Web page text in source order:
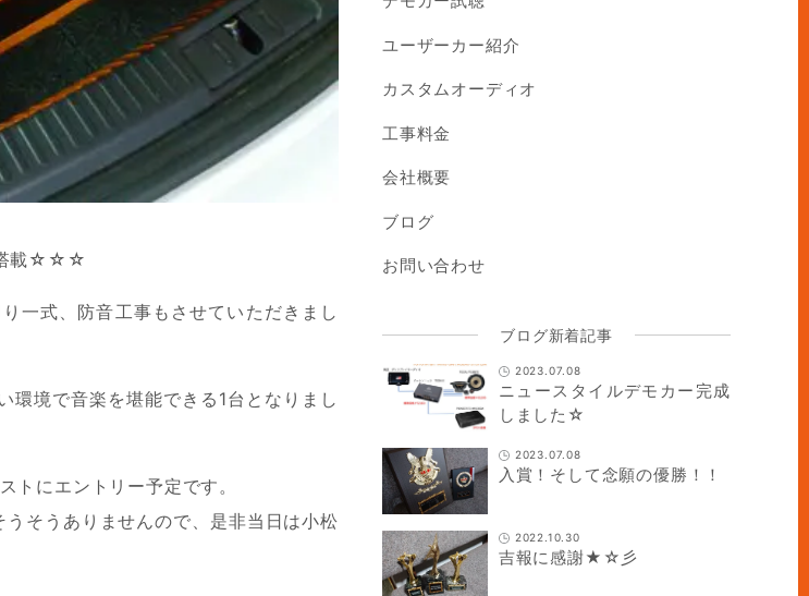
搭載☆☆☆
一式、防音工事もさせていただきまし
環境で音楽を堪能できる1台となりまし
トにエントリー予定です。
そうありませんので、是非当日は小松
ユーザーカー紹介
カスタムオーディオ
工事料金
会社概要
ブログ
お問い合わせ
ブログ新着記事
2023.07.08
ニュースタイルデモカー完成
しました☆
2023.07.08
入賞！そして念願の優勝！！
2022.10.30
吉報に感謝★☆彡